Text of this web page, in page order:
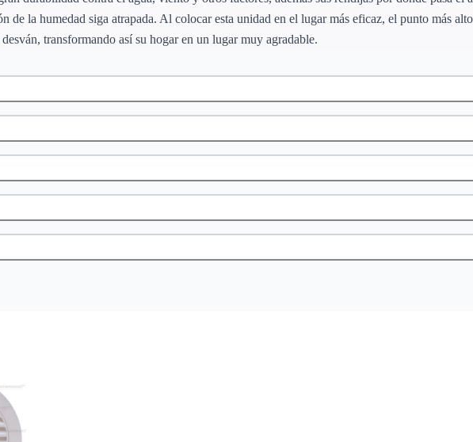
de la humedad siga atrapada. Al colocar esta unidad en el lugar más eficaz, el punto más
transformando así su hogar en un lugar muy agradable.